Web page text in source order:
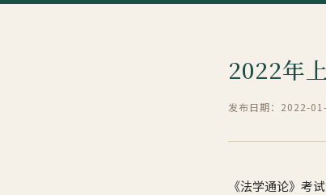
2022年
发布日期：2022-
《法学通论》考